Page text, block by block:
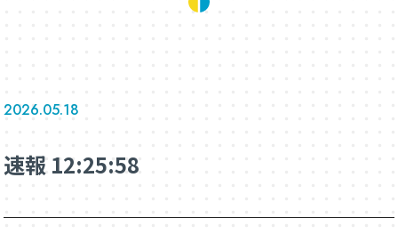
2026.05.18
速報 12:25:58